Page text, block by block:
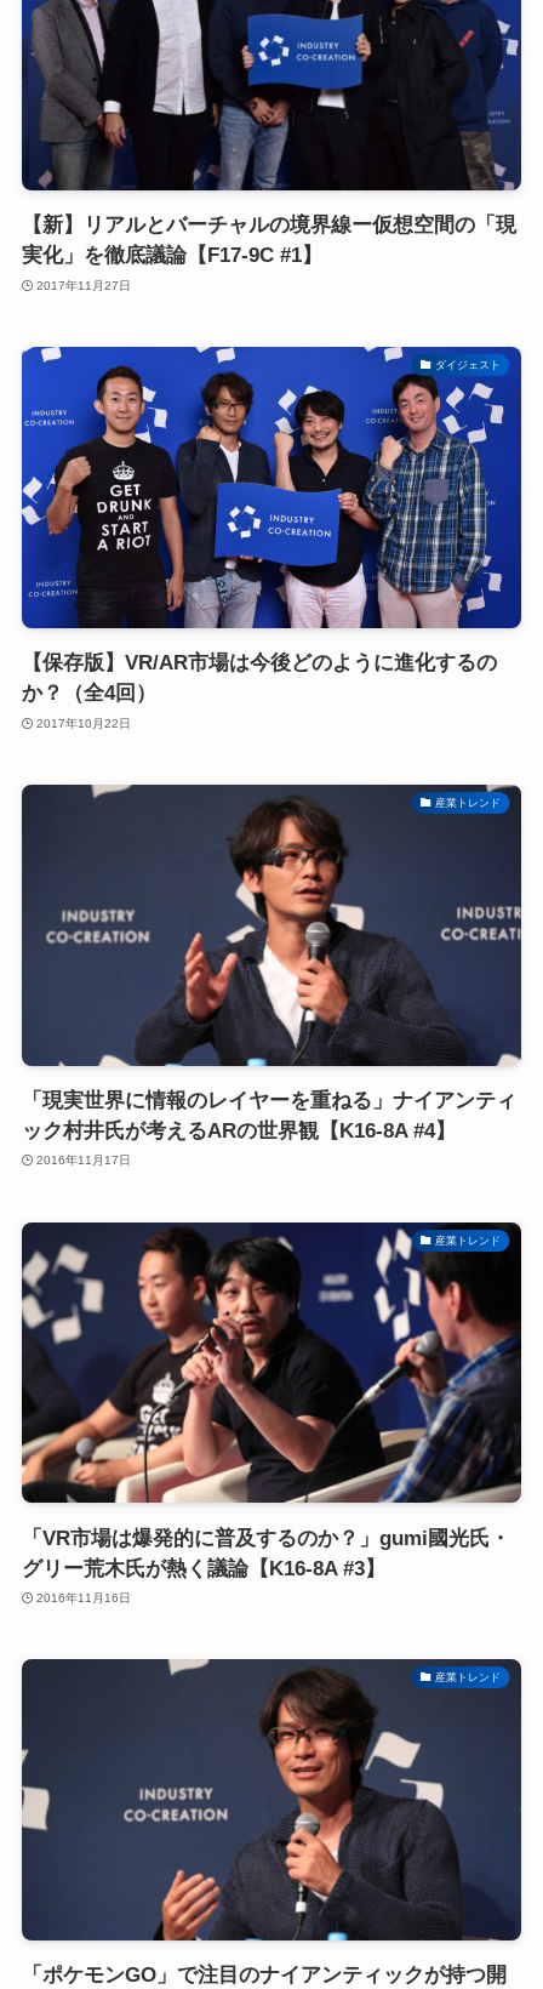
【新】リアルとバーチャルの境界線ー仮想空間の「現
実化」を徹底議論【F17-9C #1】
2017年11月27日
ダイジェスト
【保存版】VR/AR市場は今後どのように進化するの
か？（全4回）
2017年10月22日
産業トレンド
「現実世界に情報のレイヤーを重ねる」ナイアンティ
ック村井氏が考えるARの世界観【K16-8A #4】
2016年11月17日
産業トレンド
「VR市場は爆発的に普及するのか？」gumi國光氏・
グリー荒木氏が熱く議論【K16-8A #3】
2016年11月16日
産業トレンド
「ポケモンGO」で注目のナイアンティックが持つ開